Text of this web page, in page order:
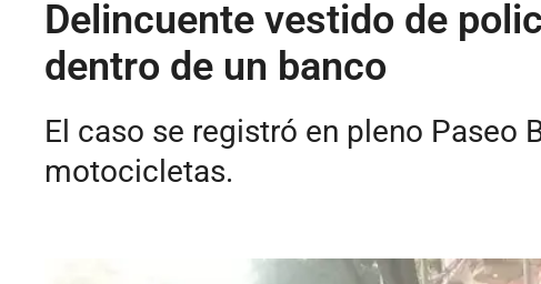
Delincuente vestido de
dentro de un banco
El caso se registró en pleno Paseo
motocicletas.